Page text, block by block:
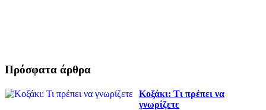
Πρόσφατα άρθρα
Κοξάκι: Τι πρέπει να
γνωρίζετε